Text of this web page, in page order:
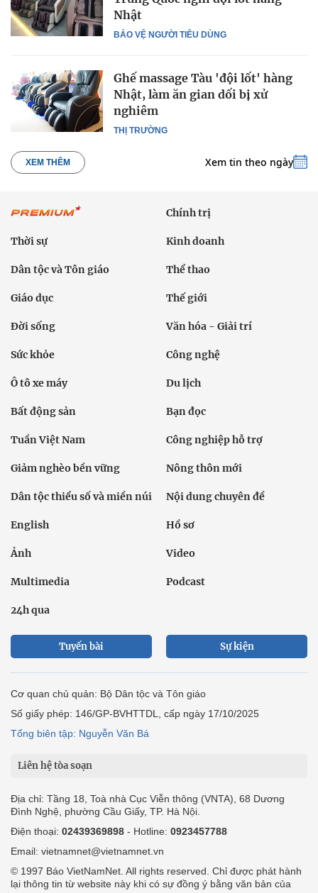
BẢO VỆ NGƯỜI TIÊU DÙNG
Nhật
THỊ TRƯỜNG
Ghế massage Tàu 'đội lốt' hàng
Nhật, làm ăn gian dối bị xử
nghiêm
XEM THÊM Xem tin theo ngày
Chính trị
Thời sự Kinh doanh
Dân tộc và Tôn giáo Thể thao
Giáo dục Thế giới
Đời sống Văn hóa - Giải trí
Sức khỏe Công nghệ
Ô tô xe máy Du lịch
Bất động sản Bạn đọc
Tuần Việt Nam Công nghiệp hỗ trợ
Giảm nghèo bền vững Nông thôn mới
Dân tộc thiểu số và miền núi Nội dung chuyên đề
English Hồ sơ
Ảnh Video
Multimedia Podcast
24h qua
Tuyến bài Sự kiện
Cơ quan chủ quản: Bộ Dân tộc và Tôn giáo
Số giấy phép: 146/GP-BVHTTDL, cấp ngày 17/10/2025
Tổng biên tập: Nguyễn Văn Bá
Liên hệ tòa soạn
Địa chỉ: Tầng 18, Toà nhà Cục Viễn thông (VNTA), 68 Dương
Đình Nghệ, phường Cầu Giấy, TP. Hà Nội.
Điện thoại: 02439369898 - Hotline: 0923457788
Email: vietnamnet@vietnamnet.vn
© 1997 Báo VietNamNet. All rights reserved. Chỉ được phát hành
lại thông tin từ website này khi có sự đồng ý bằng văn bản của